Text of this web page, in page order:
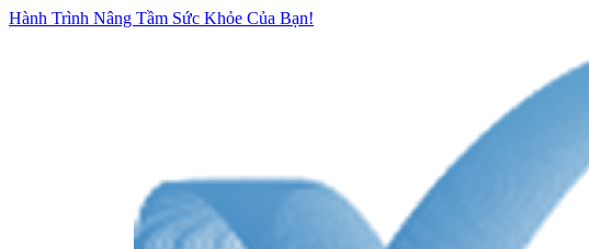
Hành Trình Nâng Tầm Sức Khỏe Của Bạn!